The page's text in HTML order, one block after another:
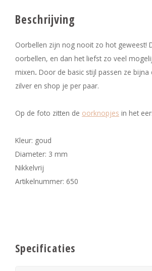
Beschrijving
Oorbellen zijn nog nooit zo hot geweest!
oorbellen, en dan het liefst zo veel
mixen. Door de basic stijl passen ze
zilver en shop je per paar.
Op de foto zitten de oorknopjes in het
Kleur: goud
Diameter: 3 mm
Nikkelvrij
Artikelnummer: 650
Specificaties